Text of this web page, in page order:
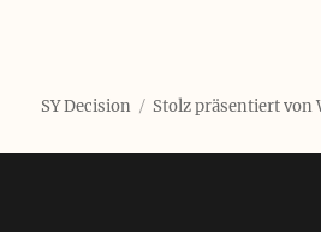
SY Decision Stolz präsentiert von